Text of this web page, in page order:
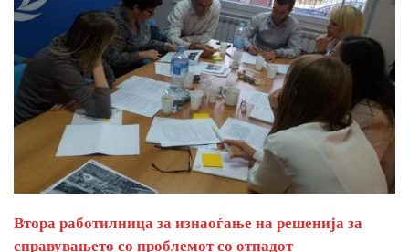
Втора работилница за изнаоѓање на решенија за
справувањето со проблемот со отпадот